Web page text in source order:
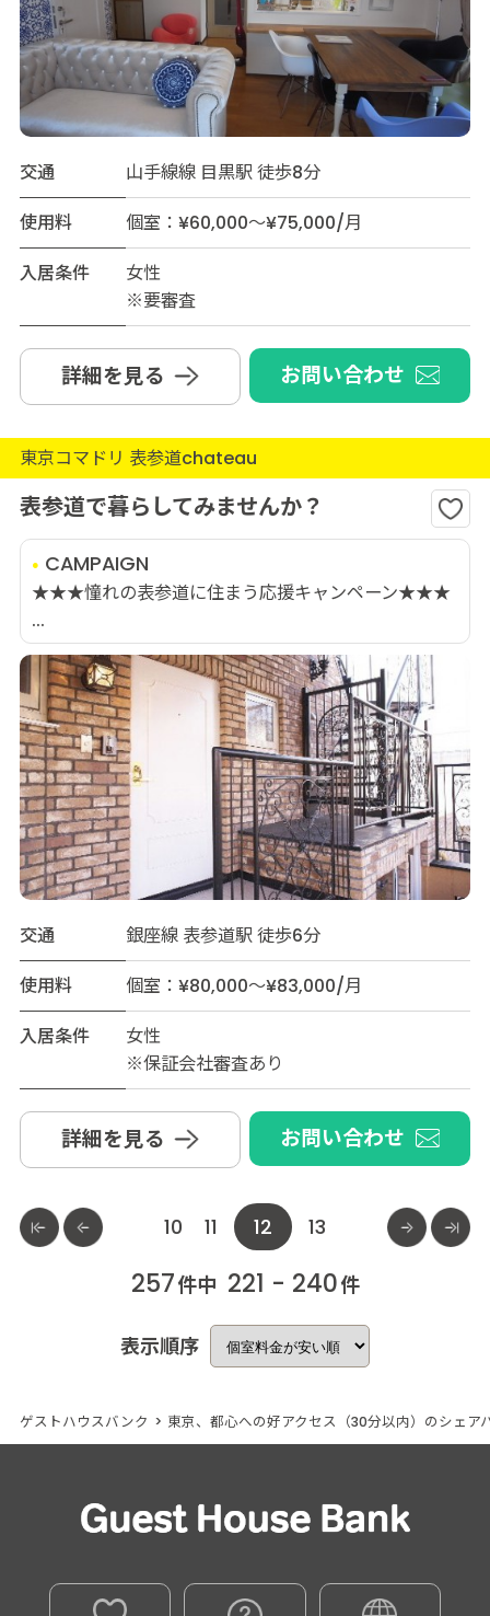
交通
山手線線 目黒駅 徒歩8分
使用料
個室：¥60,000～¥75,000/月
入居条件
女性
※要審査
詳細を見る お問い合わせ
東京コマドリ 表参道chateau
表参道で暮らしてみませんか？
CAMPAIGN
★★★憧れの表参道に住まう応援キャンペーン★★★
...
交通
銀座線 表参道駅 徒歩6分
使用料
個室：¥80,000～¥83,000/月
入居条件
女性
※保証会社審査あり
詳細を見る お問い合わせ
10 11 12 13
257件中 221 - 240件
表示順序
ゲストハウスバンク > 東京、都心への好アクセス（30分以内）のシェア